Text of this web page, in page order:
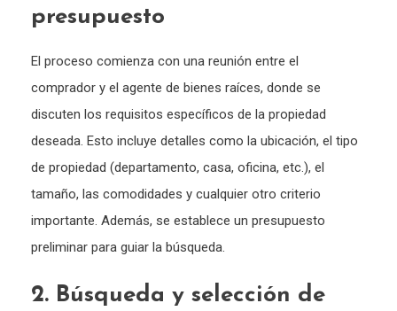
presupuesto
El proceso comienza con una reunión entre el
comprador y el agente de bienes raíces, donde se
discuten los requisitos específicos de la propiedad
deseada. Esto incluye detalles como la ubicación, el tipo
de propiedad (departamento, casa, oficina, etc.), el
tamaño, las comodidades y cualquier otro criterio
importante. Además, se establece un presupuesto
preliminar para guiar la búsqueda.
2. Búsqueda y selección de